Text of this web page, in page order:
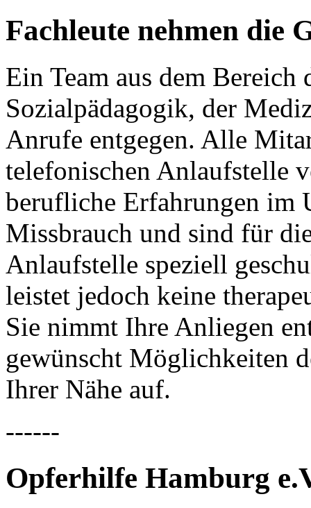
Fachleute nehmen die
Ein Team aus dem Bereich
Sozialpädagogik, der
Anrufe entgegen. Alle
telefonischen Anlaufstelle
berufliche Erfahrungen im
Missbrauch und sind für
Anlaufstelle speziell
leistet jedoch keine
Sie nimmt Ihre Anliegen
gewünscht Möglichkeiten
Ihrer Nähe auf.
------
Opferhilfe Hamburg